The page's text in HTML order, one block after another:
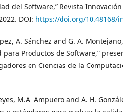
del Software,” Revista
DOI: https://doi.org/10.48168/
A. Sánchez and G. A.
para Productos de Software,”
en Ciencias de la
M.A. Ampuero and A. H.